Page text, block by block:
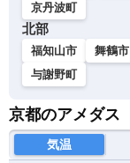
京丹波町
北部
福知山市 舞鶴市
与謝野町
京都のアメダス
気温